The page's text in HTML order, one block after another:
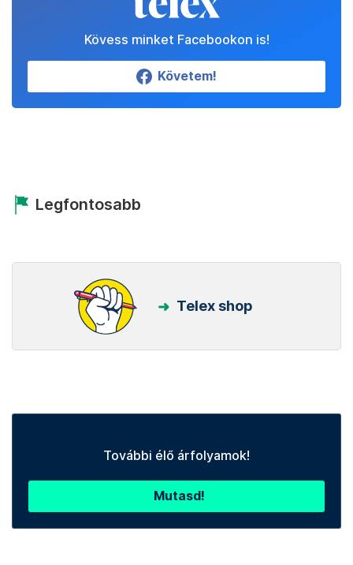
Kövess minket Facebookon is!
Követem!
Legfontosabb
Telex shop
További élő árfolyamok!
Mutasd!